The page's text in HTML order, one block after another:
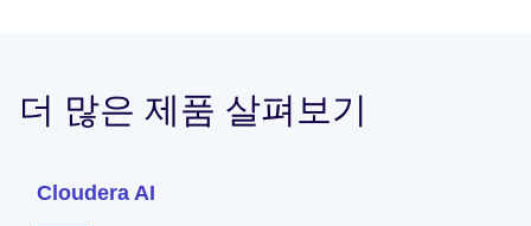
더 많은 제품 살펴보기
Cloudera AI